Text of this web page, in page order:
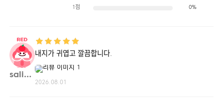
1점 0%
salin**
내지가 귀엽고 깔끔합니다.
2026.08.01